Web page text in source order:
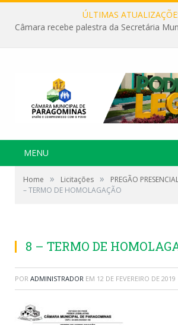
ÚLTIMAS
MENU
Home » Licitações » PREGÃO
– TERMO DE HOMOLAGAÇÃO
8 – TERMO DE
POR ADMINISTRADOR EM 12 DE FEVEREIRO DE 2019